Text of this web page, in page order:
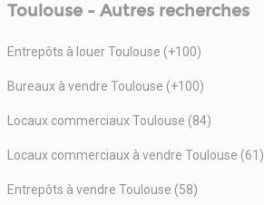
Toulouse - Autres recherches
Entrepôts à louer Toulouse (+100)
Bureaux à vendre Toulouse (+100)
Locaux commerciaux Toulouse (84)
Locaux commerciaux à vendre Toulouse (61)
Entrepôts à vendre Toulouse (58)